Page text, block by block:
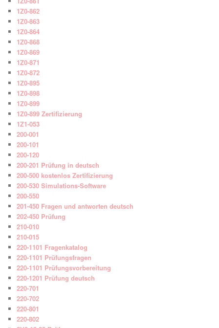
1Z0-862
1Z0-863
1Z0-864
1Z0-868
1Z0-869
1Z0-871
1Z0-872
1Z0-895
1Z0-898
1Z0-899
1Z0-899 Zertifizierung
1Z1-053
200-001
200-101
200-120
200-201 Prüfung in deutsch
200-500 kostenlos Zertifizierung
200-530 Simulations-Software
200-550
201-450 Fragen und antworten deutsch
202-450 Prüfung
210-010
210-015
220-1101 Fragenkatalog
220-1101 Prüfungsfragen
220-1101 Prüfungsvorbereitung
220-1201 Prüfung deutsch
220-701
220-702
220-801
220-802